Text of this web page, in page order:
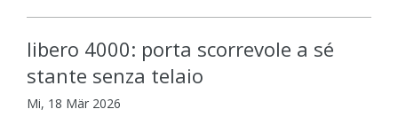
libero 4000: porta scorrevole a sé
stante senza telaio
Mi, 18 Mär 2026